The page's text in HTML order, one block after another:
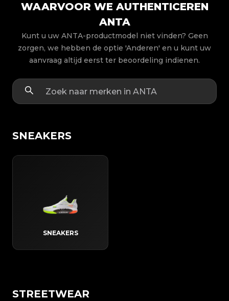
WAARVOOR WE AUTHENTICEREN
ANTA
Kunt u uw ANTA-productmodel niet vinden? Geen
zorgen, we hebben de optie 'Anderen' en u kunt uw
aanvraag altijd eerst ter beoordeling indienen.
SNEAKERS
SNEAKERS
STREETWEAR